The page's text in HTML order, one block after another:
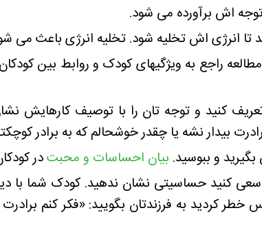
اش برآورده می شود.
تا انرژی اش تخلیه شود. تخلیه انرژی باعث
راجع به ویژگیهای کودک و روابط بین
کنید و توجه تان را با توصیف کارهایش
بیدار نشه یا چقدر خوشحالم که به برادر
و ببوسید. بیان احساسات و محبتدر کودکان زیر
سعی کنید حساسیتی نشان ندهید. کودک شما
کردید به فرزندتان بگویید: «فکر کنم